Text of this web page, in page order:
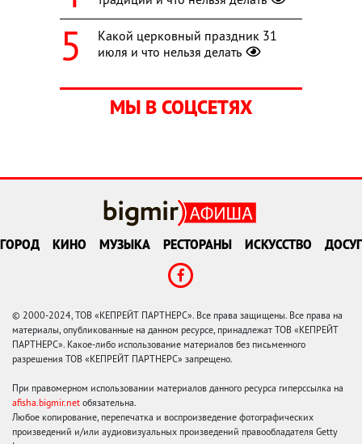
Какой церковный праздник 31
июля и что нельзя делать
МЫ В СОЦСЕТЯХ
ГОРОД КИНО МУЗЫКА РЕСТОРАНЫ ИСКУССТВО ДОСУГ
© 2000-2024, ТОВ «КЕПРЕЙТ ПАРТНЕРС». Все права защищены. Все права на
материалы, опубликованные на данном ресурсе, принадлежат ТОВ «КЕПРЕЙТ
ПАРТНЕРС». Какое-либо использование материалов без письменного
разрешения ТОВ «КЕПРЕЙТ ПАРТНЕРС» запрещено.
При правомерном использовании материалов данного ресурса гиперссылка на
afisha.bigmir.net обязательна.
Любое копирование, перепечатка и воспроизведение фотографических
произведений и/или аудиовизуальных произведений правообладателя Getty